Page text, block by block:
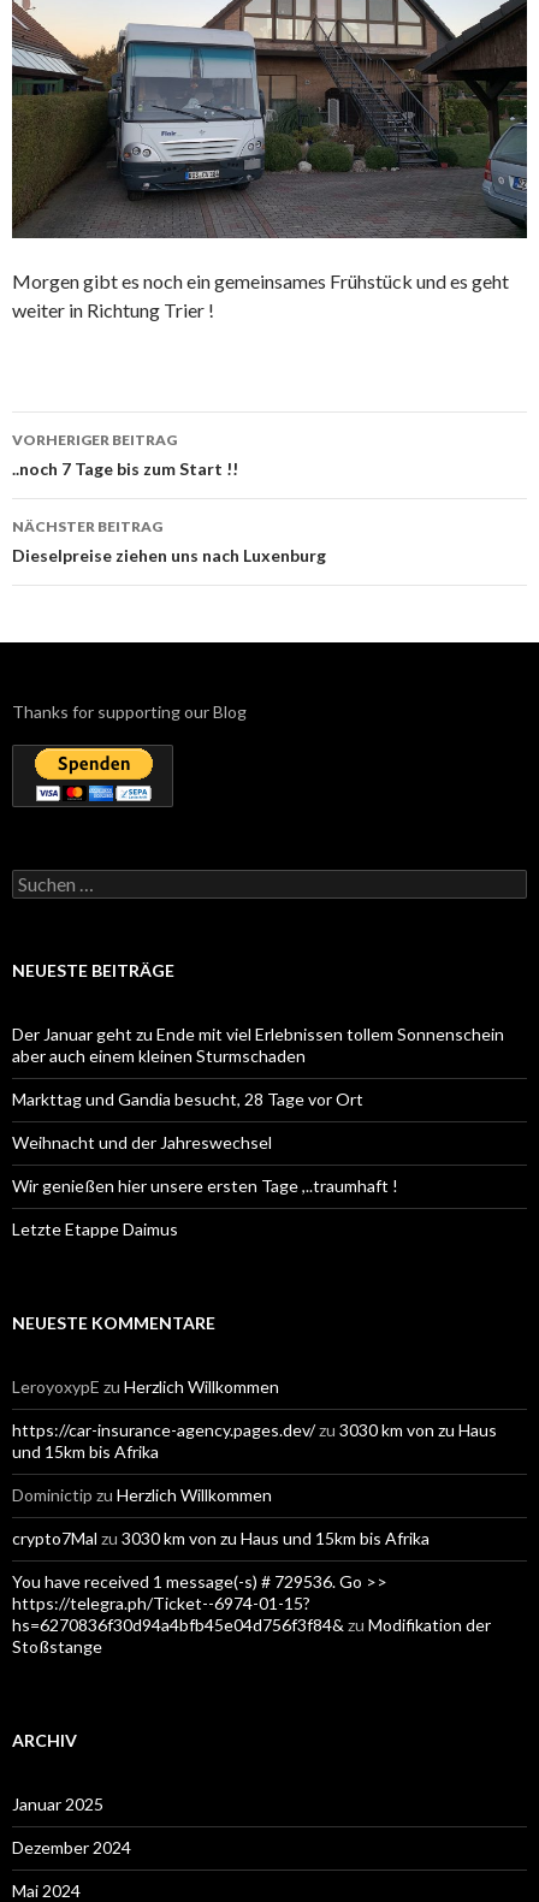
Morgen gibt es noch ein gemeinsames Frühstück und es geht
weiter in Richtung Trier !
Beitrags-
Navigation
VORHERIGER BEITRAG
..noch 7 Tage bis zum Start !!
NÄCHSTER BEITRAG
Dieselpreise ziehen uns nach Luxenburg
Thanks for supporting our Blog
Suchen
nach:
NEUESTE BEITRÄGE
Der Januar geht zu Ende mit viel Erlebnissen tollem Sonnenschein
aber auch einem kleinen Sturmschaden
Markttag und Gandia besucht, 28 Tage vor Ort
Weihnacht und der Jahreswechsel
Wir genießen hier unsere ersten Tage ,..traumhaft !
Letzte Etappe Daimus
NEUESTE KOMMENTARE
LeroyoxypE zu Herzlich Willkommen
https://car-insurance-agency.pages.dev/zu 3030 km von zu Haus
und 15km bis Afrika
Dominictip zu Herzlich Willkommen
crypto7Mal zu 3030 km von zu Haus und 15km bis Afrika
You have received 1 message(-s) # 729536. Go >>
https://telegra.ph/Ticket--6974-01-15?
hs=6270836f30d94a4bfb45e04d756f3f84& zu Modifikation der
Stoßstange
ARCHIV
Januar 2025
Dezember 2024
Mai 2024